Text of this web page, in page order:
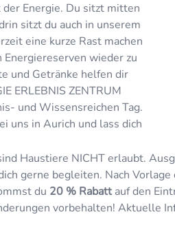
Energie. Du sitzt mitten
sitzt du auch in unserem
eine kurze Rast machen
wieder zu
und Getränke helfen dir
ERLEBNIS ZENTRUM
und Wissensreichen Tag.
uns in Aurich und lass dich
Haustiere NICHT erlaubt.
gerne begleiten. Nach
du 20 % Rabattauf den
vorbehalten! Aktuelle